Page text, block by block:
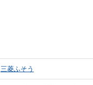
三菱ふそう